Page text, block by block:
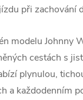
při zachování
modelu Johnny
cestách s
plynulou,
a každodenním